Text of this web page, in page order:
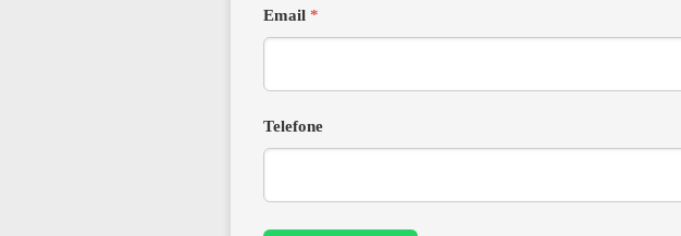
Email *
Telefone